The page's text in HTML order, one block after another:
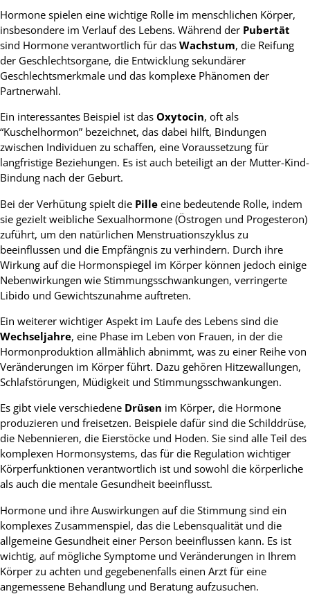
Hormone spielen eine wichtige Rolle im menschlichen Körper,
insbesondere im Verlauf des Lebens. Während der Pubertät
sind Hormone verantwortlich für das Wachstum, die Reifung
der Geschlechtsorgane, die Entwicklung sekundärer
Geschlechtsmerkmale und das komplexe Phänomen der
Partnerwahl.
Ein interessantes Beispiel ist das Oxytocin, oft als
“Kuschelhormon” bezeichnet, das dabei hilft, Bindungen
zwischen Individuen zu schaffen, eine Voraussetzung für
langfristige Beziehungen. Es ist auch beteiligt an der Mutter-Kind-
Bindung nach der Geburt.
Bei der Verhütung spielt die Pille eine bedeutende Rolle, indem
sie gezielt weibliche Sexualhormone (Östrogen und Progesteron)
zuführt, um den natürlichen Menstruationszyklus zu
beeinflussen und die Empfängnis zu verhindern. Durch ihre
Wirkung auf die Hormonspiegel im Körper können jedoch einige
Nebenwirkungen wie Stimmungsschwankungen, verringerte
Libido und Gewichtszunahme auftreten.
Ein weiterer wichtiger Aspekt im Laufe des Lebens sind die
Wechseljahre, eine Phase im Leben von Frauen, in der die
Hormonproduktion allmählich abnimmt, was zu einer Reihe von
Veränderungen im Körper führt. Dazu gehören Hitzewallungen,
Schlafstörungen, Müdigkeit und Stimmungsschwankungen.
Es gibt viele verschiedene Drüsen im Körper, die Hormone
produzieren und freisetzen. Beispiele dafür sind die Schilddrüse,
die Nebennieren, die Eierstöcke und Hoden. Sie sind alle Teil des
komplexen Hormonsystems, das für die Regulation wichtiger
Körperfunktionen verantwortlich ist und sowohl die körperliche
als auch die mentale Gesundheit beeinflusst.
Hormone und ihre Auswirkungen auf die Stimmung sind ein
komplexes Zusammenspiel, das die Lebensqualität und die
allgemeine Gesundheit einer Person beeinflussen kann. Es ist
wichtig, auf mögliche Symptome und Veränderungen in Ihrem
Körper zu achten und gegebenenfalls einen Arzt für eine
angemessene Behandlung und Beratung aufzusuchen.